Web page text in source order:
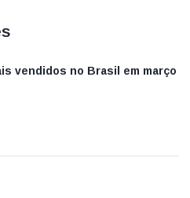
vendidos no Brasil em março